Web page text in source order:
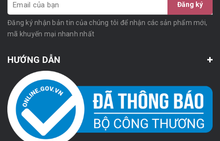
Đăng ký
Đăng ký nhận bản tin của chúng tôi để nhận các sản phẩm mới,
mã khuyến mại nhanh nhất
HƯỚNG DẪN